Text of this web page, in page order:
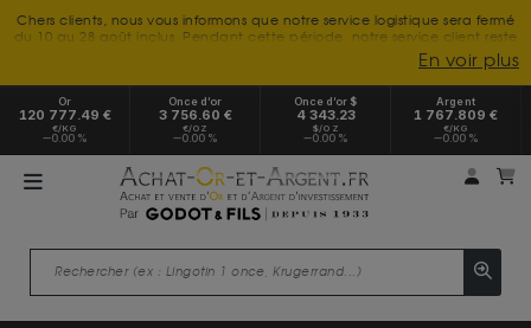
Chers clients, nous vous informons que notre service logistique sera fermé
du 10 au 28 août inclus. Pendant cette période, notre service client reste
à votre disposition tout l'été. Vous pouvez nous joindre du lundi au
vendredi, de 9h30 à 18h, pour toute demande d'information.
Nous vous remercions de votre compréhension et vous souhaitons un
excellent été.
En voir plus
Or
120 777.49 €
€/KG
0.00 %
Once d’or
3 756.60 €
€/OZ
0.00 %
Once d’or $
4 343.23
$/OZ
0.00 %
Argent
1 767.809 €
€/KG
0.00 %
Mon